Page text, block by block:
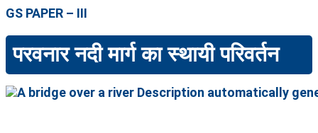
GS PAPER – III
परवनार नदी मार्ग का स्थायी परिवर्तन